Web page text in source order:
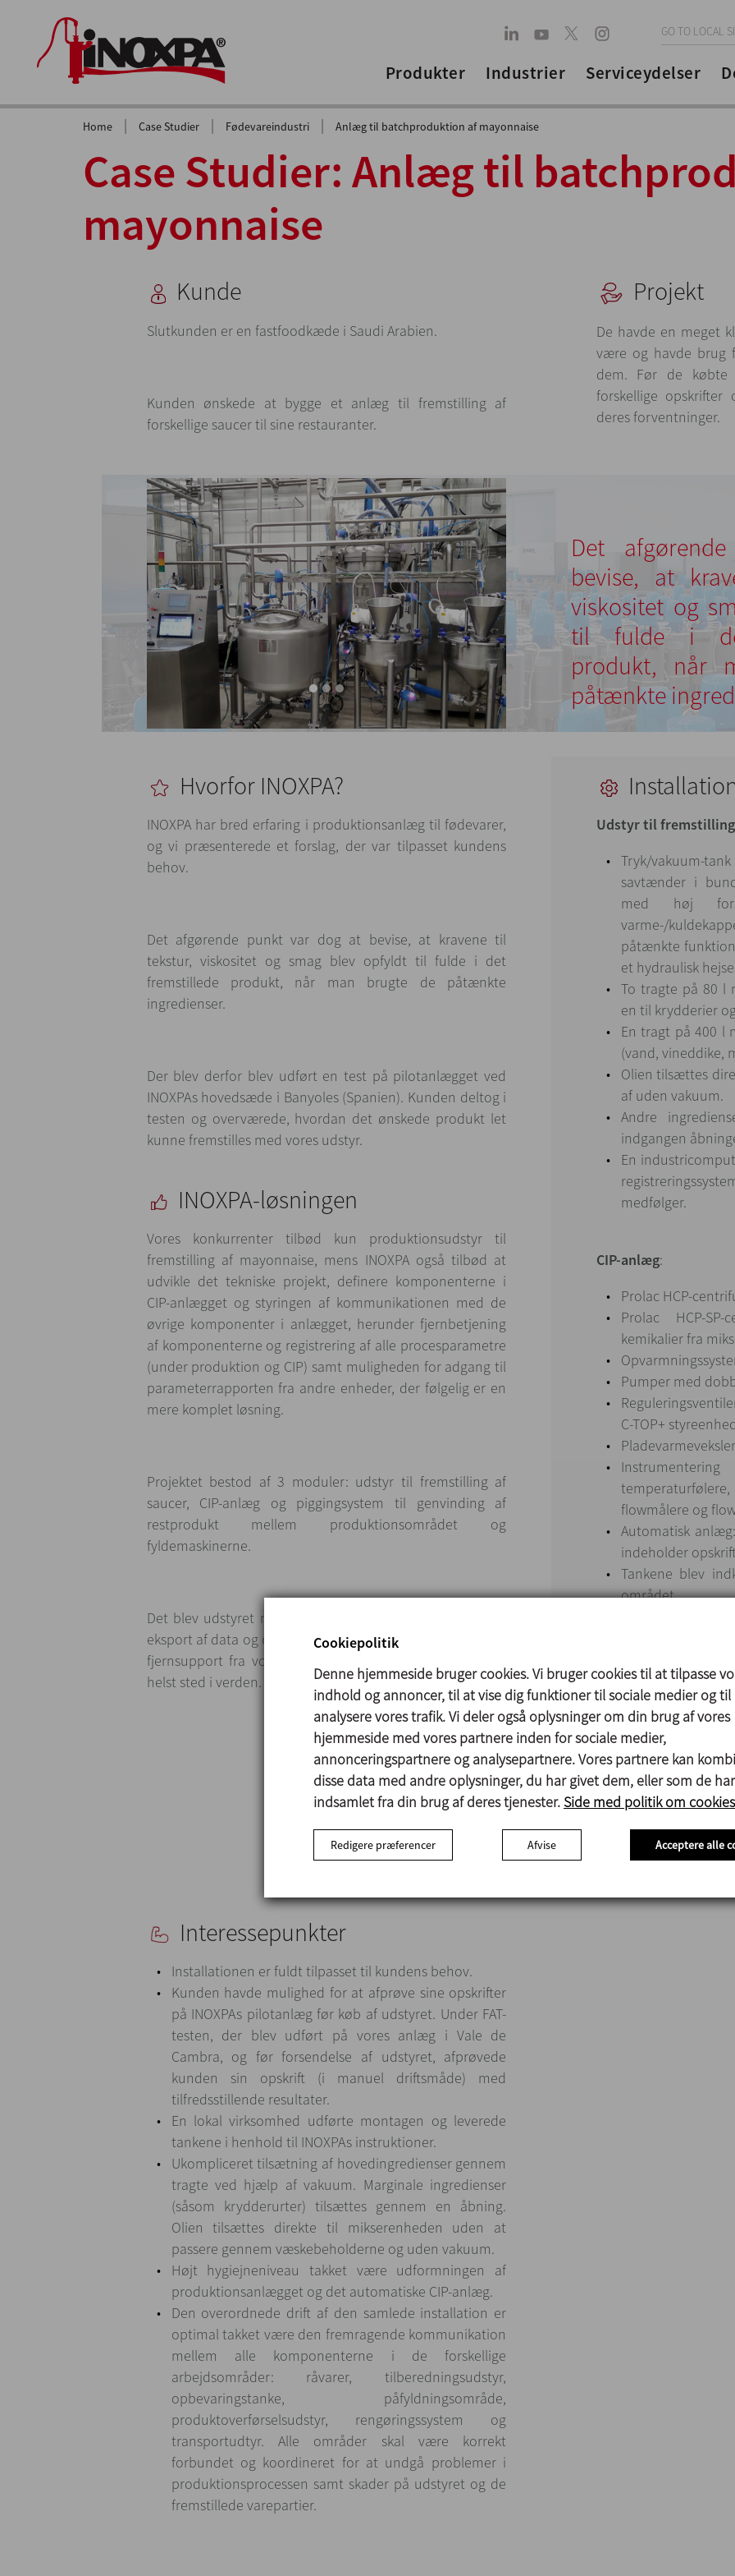
GO TO LOCAL
Produkter Industrier Serviceydelser
Home | Case Studier | Fødevareindustri | Anlæg til batchproduktion af mayonnaise
Case Studier: Anlæg til
mayonnaise
Kunde
Slutkunden er en fastfoodkæde i Saudi Arabien.
Kunden ønskede at bygge et anlæg til fremstilling af
forskellige saucer til sine restauranter.
Projekt
De havde en meget
være og havde brug
dem. Før de købte
forskellige
deres forventninger.
Det
bevise, at
viskositet og
til fulde i
produkt, når
påtænkte
Hvorfor INOXPA?
INOXPA har bred erfaring i produktionsanlæg til fødevarer,
og vi præsenterede et forslag, der var tilpasset kundens
behov.
Det afgørende punkt var dog at bevise, at kravene til
tekstur, viskositet og smag blev opfyldt til fulde i det
fremstillede produkt, når man brugte de påtænkte
ingredienser.
Der blev derfor blev udført en test på pilotanlægget ved
INOXPAs hovedsæde i Banyoles (Spanien). Kunden deltog i
testen og overværede, hvordan det ønskede produkt let
kunne fremstilles med vores udstyr.
INOXPA-løsningen
Vores konkurrenter tilbød kun produktionsudstyr til
fremstilling af mayonnaise, mens INOXPA også tilbød at
udvikle det tekniske projekt, definere komponenterne i
CIP-anlægget og styringen af kommunikationen med de
øvrige komponenter i anlægget, herunder fjernbetjening
af komponenterne og registrering af alle procesparametre
(under produktion og CIP) samt muligheden for adgang til
parameterrapporten fra andre enheder, der følgelig er en
mere komplet løsning.
Projektet bestod af 3 moduler: udstyr til fremstilling af
saucer, CIP-anlæg og piggingsystem til genvinding af
restprodukt mellem produktionsområdet og
fyldemaskinerne.
Det blev udstyret med styresystemet SCADA til lagring og
eksport af data og opskrifter. Dette program muliggør også
fjernsupport fra vores kontorer i Valencia til hvilket som
helst sted i verden.
Udstyr til fremstilling
Tryk/vakuum-
savtænder i
med høj
varme-/
påtænkte
et hydraulisk
To tragte på 80 l
en til krydderier
En tragt på 400 l
(vand, vineddike,
Olien tilsættes
af uden vakuum.
Andre
indgangen
En
medfølger.
CIP-anlæg:
Prolac HCP-
Prolac HCP-
kemikalier fra
Pumper med
C-TOP+ styreenhed
flowmålere og
Automatisk
indeholder
Tankene blev
området
6 SilPig DN-
modtagerstationer
3 rensekugler
12
sædeventiler
18
produkter af
Kontrolpanel
samme
Interessepunkter
Installationen er fuldt tilpasset til kundens behov.
Kunden havde mulighed for at afprøve sine opskrifter
på INOXPAs pilotanlæg før køb af udstyret. Under FAT-
testen, der blev udført på vores anlæg i Vale de
Cambra, og før forsendelse af udstyret, afprøvede
kunden sin opskrift (i manuel driftsmåde) med
tilfredsstillende resultater.
En lokal virksomhed udførte montagen og leverede
tankene i henhold til INOXPAs instruktioner.
Ukompliceret tilsætning af hovedingredienser gennem
tragte ved hjælp af vakuum. Marginale ingredienser
(såsom krydderurter) tilsættes gennem en åbning.
Olien tilsættes direkte til mikserenheden uden at
passere gennem væskebeholderne og uden vakuum.
Højt hygiejneniveau takket være udformningen af
produktionsanlægget og det automatiske CIP-anlæg.
Den overordnede drift af den samlede installation er
optimal takket være den fremragende kommunikation
mellem alle komponenterne i de forskellige
arbejdsområder: råvarer, tilberedningsudstyr,
opbevaringstanke, påfyldningsområde,
produktoverførselsudstyr, rengøringssystem og
transportudtyr. Alle områder skal være korrekt
forbundet og koordineret for at undgå problemer i
produktionsprocessen samt skader på udstyret og de
fremstillede varepartier.
Cookiepolitik
Denne hjemmeside bruger cookies. Vi bruger cookies til at tilpasse
indhold og annoncer, til at vise dig funktioner til sociale medier og til
analysere vores trafik. Vi deler også oplysninger om din brug af vores
hjemmeside med vores partnere inden for sociale medier,
annonceringspartnere og analysepartnere. Vores partnere kan
disse data med andre oplysninger, du har givet dem, eller som de har
indsamlet fra din brug af deres tjenester. Side med politik om
Redigere præferencer Afvise Acceptere alle